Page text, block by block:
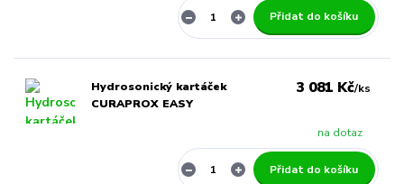
Přidat do košíku
Hydrosonický kartáček
CURAPROX EASY
3 081 Kč/ks
na dotaz
Přidat do košíku